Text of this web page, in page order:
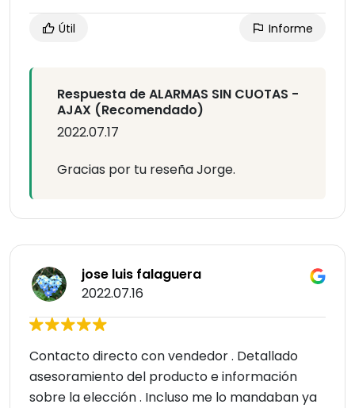
Útil Informe
Respuesta de ALARMAS SIN CUOTAS -
AJAX (Recomendado)
2022.07.17
Gracias por tu reseña Jorge.
jose luis falaguera
2022.07.16
Contacto directo con vendedor . Detallado
asesoramiento del producto e información
sobre la elección . Incluso me lo mandaban ya